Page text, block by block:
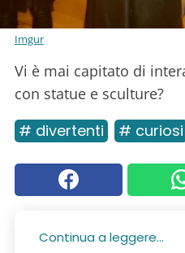
Imgur
Vi è mai capitato di
con statue e sculture?
# divertenti # curiosi
Continua a leggere...